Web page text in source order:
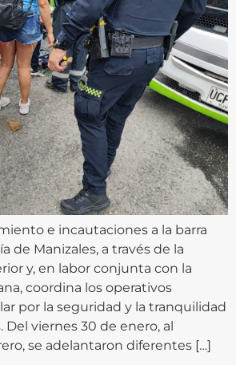
e incautaciones a la barra
de Manizales, a través de la
y, en labor conjunta con la
coordina los operativos
por la seguridad y la tranquilidad
Del viernes 30 de enero, al
se adelantaron diferentes […]